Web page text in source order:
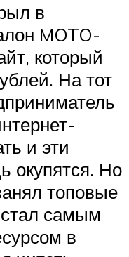
в
MOTO-
который
На тот
и эти
окупятся. Но
топовые
самым
в